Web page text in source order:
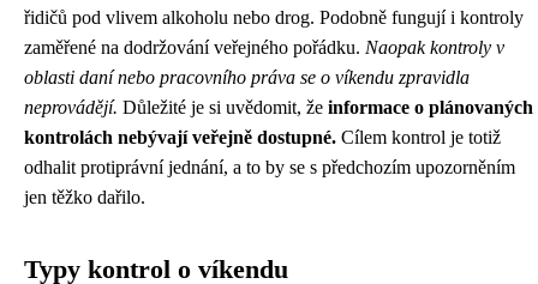
řidičů pod vlivem alkoholu nebo drog. Podobně fungují i kontroly
zaměřené na dodržování veřejného pořádku. Naopak kontroly v
oblasti daní nebo pracovního práva se o víkendu zpravidla
neprovádějí. Důležité je si uvědomit, že informace o plánovaných
kontrolách nebývají veřejně dostupné. Cílem kontrol je totiž
odhalit protiprávní jednání, a to by se s předchozím upozorněním
jen těžko dařilo.
Typy kontrol o víkendu